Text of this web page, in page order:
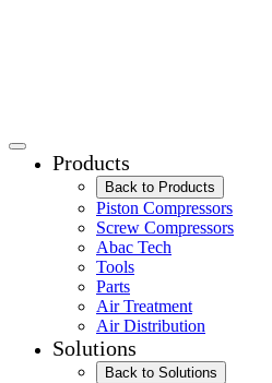
Products
Back to Products
Piston Compressors
Screw Compressors
Abac Tech
Tools
Parts
Air Treatment
Air Distribution
Solutions
Back to Solutions